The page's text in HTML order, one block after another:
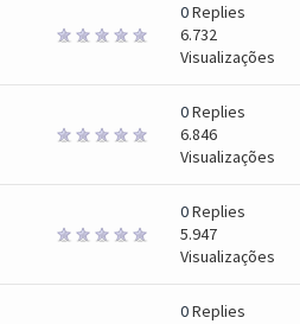
0Replies
6.732
Visualizações
0Replies
6.846
Visualizações
0Replies
5.947
Visualizações
0Replies